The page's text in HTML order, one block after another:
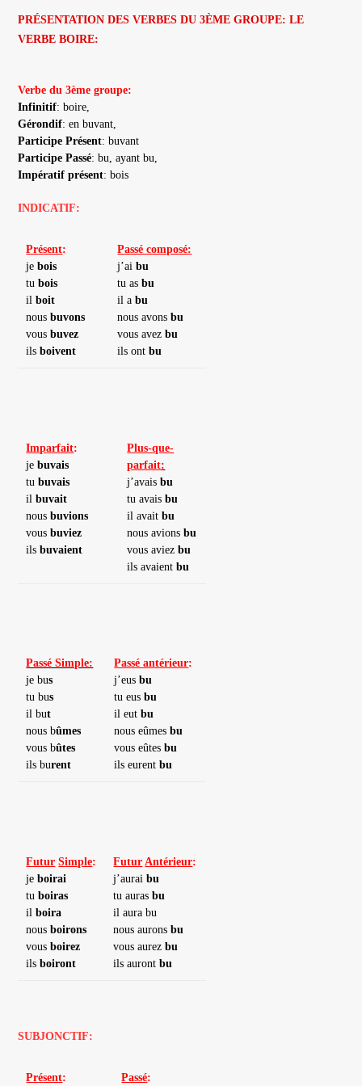
publication :
PRÉSENTATION DES VERBES DU 3ÈME GROUPE: LE
VERBE BOIRE:
Verbe du 3ème groupe:
Infinitif: boire,
Gérondif: en buvant,
Participe Présent: buvant
Participe Passé: bu, ayant bu,
Impératif présent: bois
INDICATIF:
Présent:
jebois
tubois
ilboit
nousbuvons
vousbuvez
ilsboivent
Passé composé:
j’aibu
tu asbu
il abu
nous avonsbu
vous avezbu
ils ontbu
Imparfait:
jebuvais
tubuvais
ilbuvait
nousbuvions
vousbuviez
ilsbuvaient
Plus-que-
parfait:
j’avaisbu
tu avaisbu
il avaitbu
nous avionsbu
vous aviezbu
ils avaientbu
Passé Simple:
je bus
tu bus
il but
nous bûmes
vous bûtes
ils burent
Passé antérieur:
j’eusbu
tu eusbu
il eutbu
nous eûmesbu
vous eûtesbu
ils eurentbu
Futur Simple:
je boirai
tu boiras
il boira
nous boirons
vous boirez
ils boiront
Futur Antérieur:
j’auraibu
tu aurasbu
il aura bu
nous auronsbu
vous aurezbu
ils aurontbu
SUBJONCTIF:
Présent: Passé: